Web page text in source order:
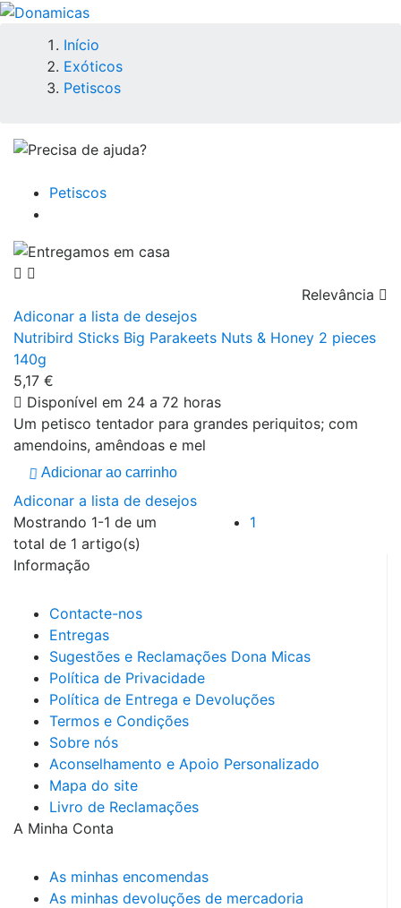
Início
Exóticos
Petiscos
Petiscos
Relevância 
Adiconar a lista de desejos
Nutribird Sticks Big Parakeets Nuts & Honey 2 pieces
140g
5,17 €
Disponível em 24 a 72 horas
Um petisco tentador para grandes periquitos; com
amendoins, amêndoas e mel
Adicionar ao carrinho
Adiconar a lista de desejos
Mostrando 1-1 de um
total de 1 artigo(s)
1
Informação
Contacte-nos
Entregas
Sugestões e Reclamações Dona Micas
Política de Privacidade
Política de Entrega e Devoluções
Termos e Condições
Sobre nós
Aconselhamento e Apoio Personalizado
Mapa do site
Livro de Reclamações
A Minha Conta
As minhas encomendas
As minhas devoluções de mercadoria